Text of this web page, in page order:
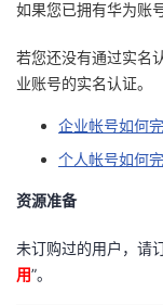
注
的
开
者
堂
我
的
我
支
如果您已拥有华为账
若您还没有通过实名
业账号的实名认证。
企业帐号如何
个人帐号如何
资源准备
未订购过的用户，请
用”。